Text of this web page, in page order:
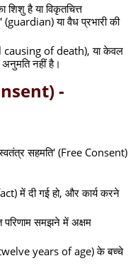
है या विकृतचित्त
या वैध प्रभारी की
causing of death), या केवल
नहीं है।
-
सहमति' (Free Consent)
में दी गई हो, और कार्य करने
समझने में अक्षम
years of age) के बच्चे